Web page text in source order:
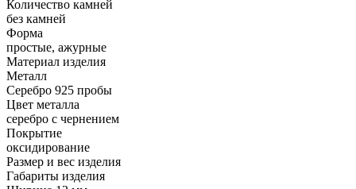
Количество камней
без камней
Форма
простые, ажурные
Материал изделия
Металл
Серебро 925 пробы
Цвет металла
серебро с чернением
Покрытие
оксидирование
Размер и вес изделия
Габариты изделия